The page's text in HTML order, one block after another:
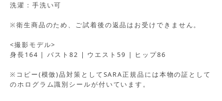
洗濯：手洗い可
※衛生商品のため、ご試着後の返品はお受けできません。
<撮影モデル>
身長164 | バスト82 | ウエスト59 | ヒップ86
※コピー(模倣)品対策としてSARA正規品には本物の証として
のホログラム識別シールが付いています。